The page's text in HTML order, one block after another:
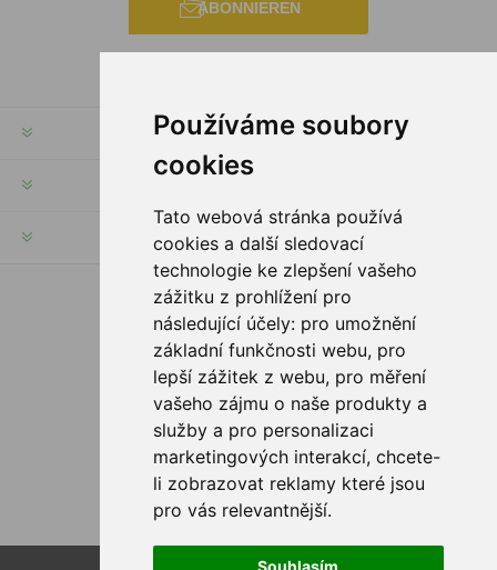
Používáme soubory
cookies
Tato webová stránka používá
cookies a další sledovací
technologie ke zlepšení vašeho
zážitku z prohlížení pro
následující účely: pro umožnění
základní funkčnosti webu, pro
lepší zážitek z webu, pro měření
vašeho zájmu o naše produkty a
služby a pro personalizaci
marketingových interakcí, chcete-
li zobrazovat reklamy které jsou
pro vás relevantnější.
Souhlasím
ABONNIEREN
RECHTE & FRISTEN
HILFE & SERVICE
FOLGE UNS
ZAHLUNGSMÖGLICHKEITEN